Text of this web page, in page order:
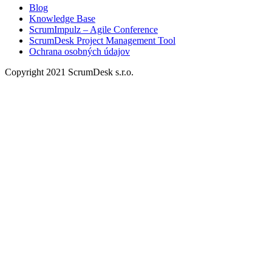
Blog
Knowledge Base
ScrumImpulz – Agile Conference
ScrumDesk Project Management Tool
Ochrana osobných údajov
Copyright 2021 ScrumDesk s.r.o.